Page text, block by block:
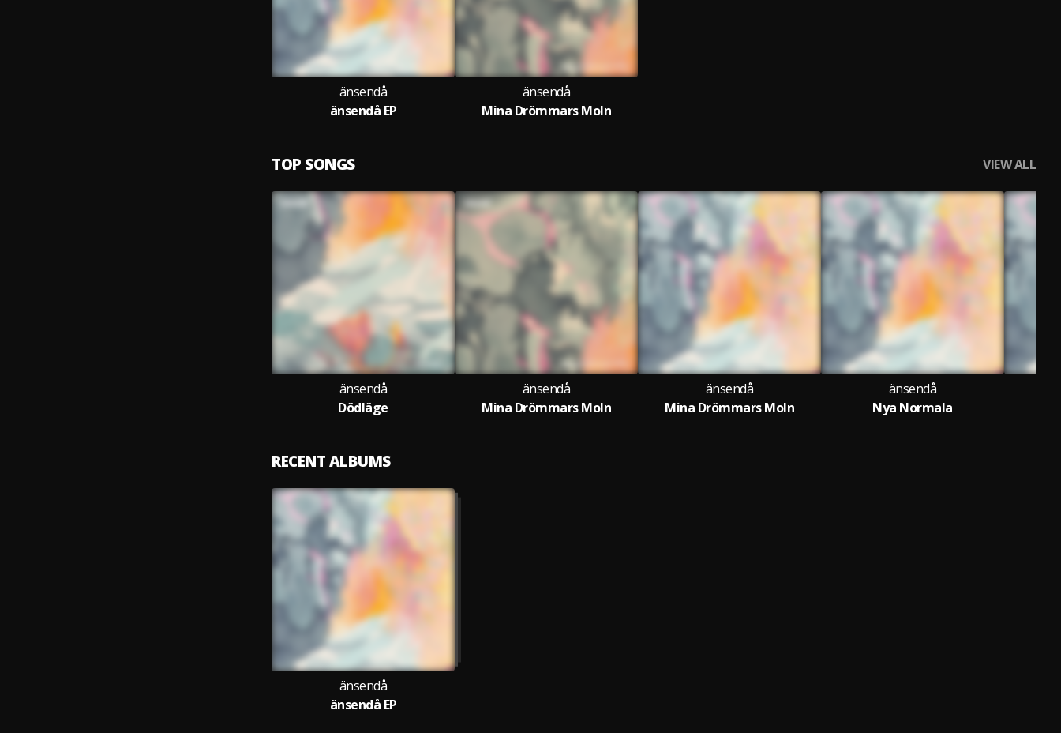
änsendå
änsendå EP
änsendå
Mina Drömmars Moln
TOP SONGS VIEW ALL
änsendå
Dödläge
änsendå
Mina Drömmars Moln
änsendå
Mina Drömmars Moln
änsendå
Nya Normala
RECENT ALBUMS
änsendå
änsendå EP